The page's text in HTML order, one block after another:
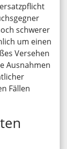
schwerer
um einen
Versehen
Ausnahmen
Fällen